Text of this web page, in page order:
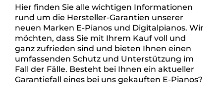
Hier finden Sie alle wichtigen Informationen
rund um die Hersteller-Garantien unserer
neuen Marken E-Pianos und Digitalpianos. Wir
möchten, dass Sie mit Ihrem Kauf voll und
ganz zufrieden sind und bieten Ihnen einen
umfassenden Schutz und Unterstützung im
Fall der Fälle. Besteht bei Ihnen ein aktueller
Garantiefall eines bei uns gekauften E-Pianos?